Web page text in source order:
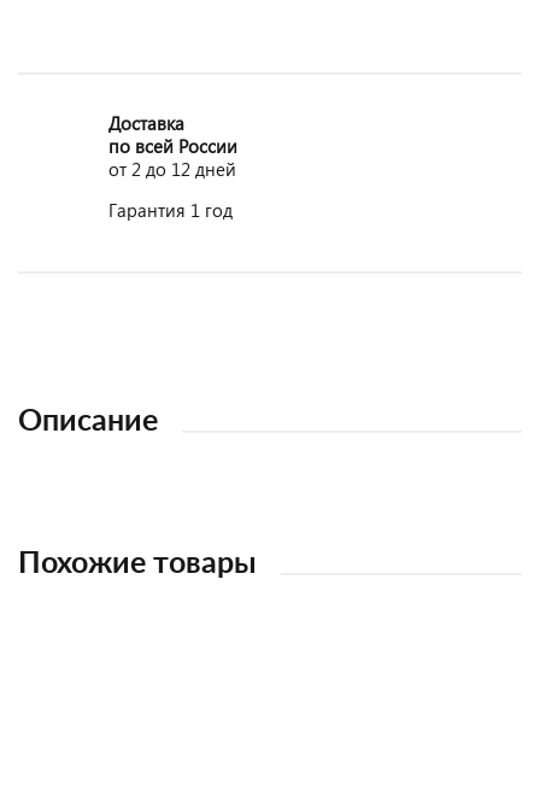
Доставка
по всей России
от 2 до 12 дней
Гарантия 1 год
Описание
Похожие товары